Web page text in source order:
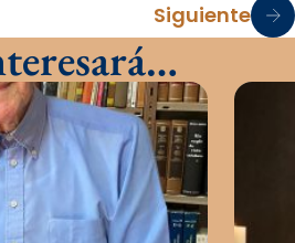
Siguiente